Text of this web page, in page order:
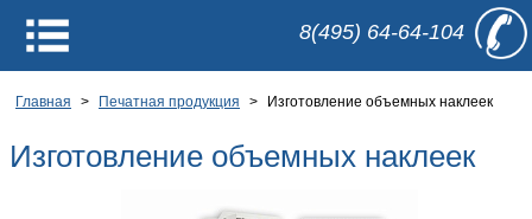
Печатная
Услуги
полиграфии
8(495) 64-64-104
Главная > Печатная продукция > Изготовление объемных наклеек
Изготовление объемных наклеек